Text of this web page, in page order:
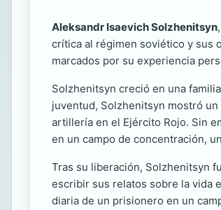
Aleksandr Isaevich Solzhenitsyn
crítica al régimen soviético y sus
marcados por su experiencia
Solzhenitsyn creció en una
juventud, Solzhenitsyn mostró
artillería en el Ejército Rojo. Sin
en un campo de concentración,
Tras su liberación, Solzhenitsyn
escribir sus relatos sobre la vida
diaria de un prisionero en un